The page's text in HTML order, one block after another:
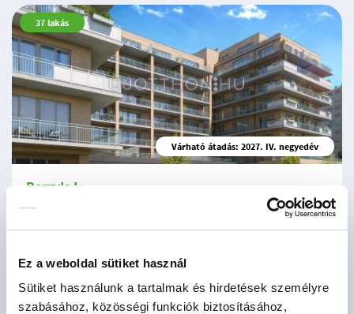
Ez a weboldal sütiket használ
Sütiket használunk a tartalmak és hirdetések személyre
szabásához, közösségi funkciók biztosításához,
37 lakás
Várható átadás: 2027. IV. negyedév
Berry's I.
Budapest XI. kerület, Kelenföld